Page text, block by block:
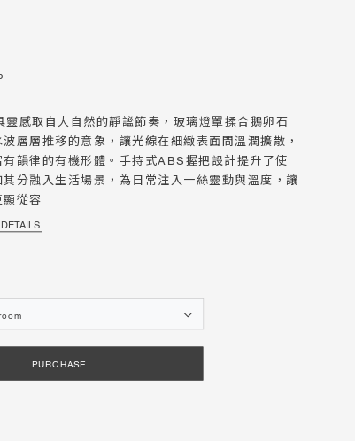
探索新品
New Collections
商品保固登錄
Warranty Registration
探索新品
New Collections
商品保固登錄
Warranty Registration
靈感取自大自然的靜謐節奏，玻璃燈罩揉合鵝卵石
層層推移的意象，讓光線在細緻表面間溫潤擴散，
有韻律的有機形體。手持式ABS握把設計提升了使
分融入生活場景，為日常注入一絲靈動與溫度，讓
顯從容
PURCHASE